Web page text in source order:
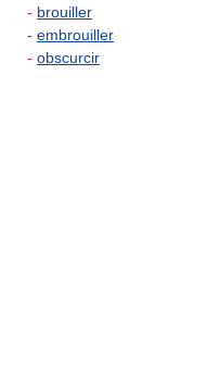
- brouiller
- embrouiller
- obscurcir